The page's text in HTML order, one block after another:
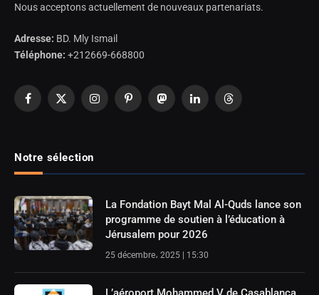
Nous acceptons actuellement de nouveaux partenariats.
Adresse: BD. Mly Ismail
Téléphone: +212669-668800
Facebook
X
InstagramPinterestMastodonLinkedInThreads
Notre sélection
La Fondation Bayt Mal Al-Quds lance son
programme de soutien à l’éducation à
Jérusalem pour 2026
25 décembre، 2025 | 15:30